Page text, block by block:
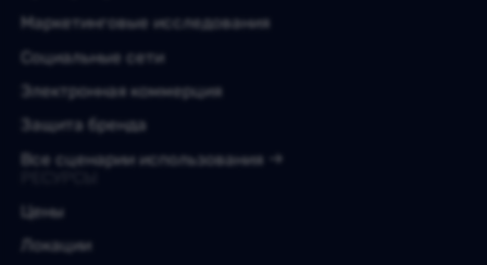
Маркетинговые исследования
Социальные сети
Электронная коммерция
Защита бренда
Все сценарии использования
Цены
Локации